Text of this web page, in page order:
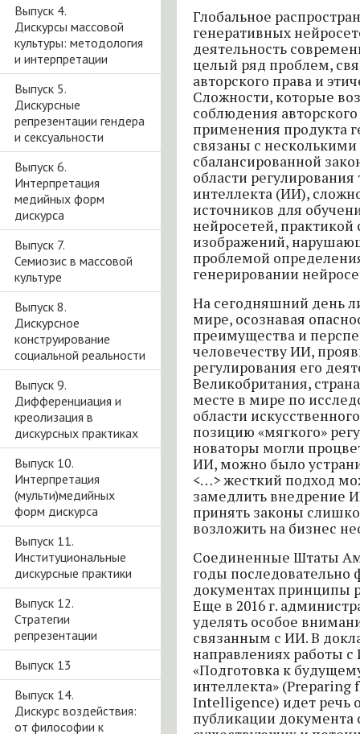
Выпуск 4.
Дискурсы массовой
культуры: методология
и интерпретации
Выпуск 5.
Дискурсные
репрезентации гендера
и сексуальности
Выпуск 6.
Интерпретация
медийных форм
дискурса
Выпуск 7.
Семиозис в массовой
культуре
Выпуск 8.
Дискурсное
конструирование
социальной реальности
Выпуск 9.
Дифференциация и
креолизация в
дискурсных практиках
Выпуск 10.
Интерпретация
(мульти)медийных
форм дискурса
Выпуск 11.
Институциональные
дискурсные практики
Выпуск 12.
Стратегии
репрезентации
Выпуск 13
Выпуск 14.
Дискурс воздействия:
от философии к
Глобальное
генеративных
деятельность
целый ряд проблем,
авторского права и
Сложности, которые
соблюдения
применения продукта
связаны с
сбалансированной
области
интеллекта (ИИ),
источников для
нейросетей,
изображений,
проблемой
генерировании
На сегодняшний день
мире, осознавая
преимущества и
человечеству ИИ,
регулирования его
Великобритания,
месте в мире по
области
позицию «мягкого»
новаторы могли
ИИ, можно было
<…> жесткий подход
замедлить внедрение
принять законы
возложить на бизнес
Соединенные Штаты
годы последовательно
документах принципы
Еще в 2016 г.
уделять особое
связанным с ИИ. В
направлениях работы
«Подготовка к
интеллекта»
Intelligence) идет речь
публикации документа